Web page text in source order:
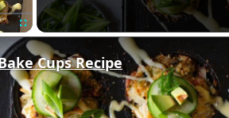
Fullscreen
Cups Recipe